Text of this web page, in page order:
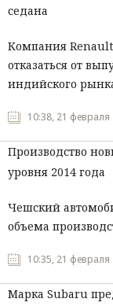
Культура
Общество
Политика
Мнения
Происшествия
седана
Компания
отказаться от
индийского
10:38, 21 февраля
Производство
уровня 2014 года
Чешский
объема
10:35, 21 февраля
Марка Subaru